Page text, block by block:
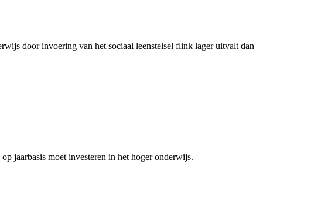
door invoering van het sociaal leenstelsel flink lager uitvalt dan
jaarbasis moet investeren in het hoger onderwijs.